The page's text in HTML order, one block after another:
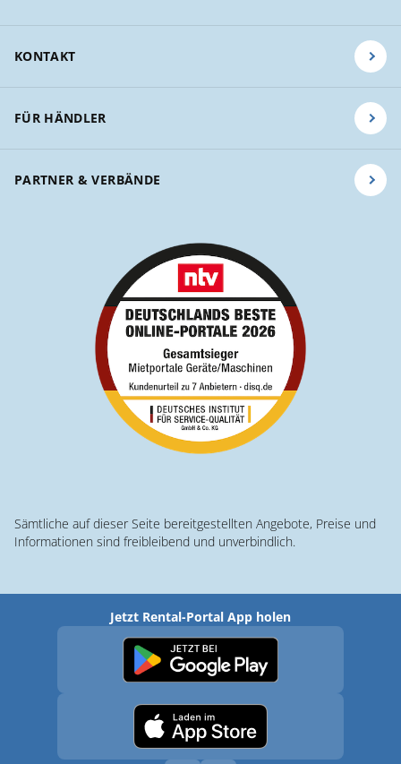
KONTAKT
FÜR HÄNDLER
PARTNER & VERBÄNDE
Sämtliche auf dieser Seite bereitgestellten Angebote, Preise und
Informationen sind freibleibend und unverbindlich.
Jetzt Rental-Portal App holen